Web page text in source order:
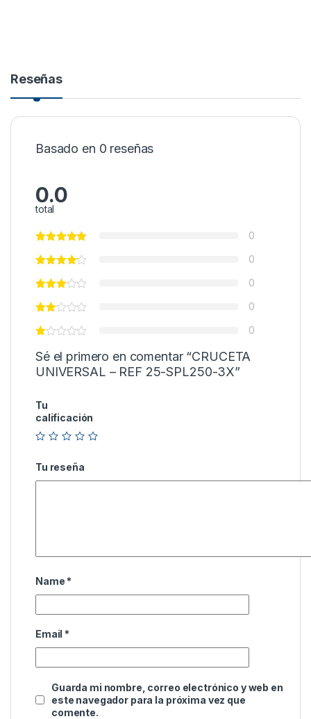
Reseñas
Basado en 0 reseñas
0.0
total
0
0
0
0
0
Sé el primero en comentar “CRUCETA
UNIVERSAL – REF 25-SPL250-3X”
Tu
calificación
Tu reseña
Name *
Email *
Guarda mi nombre, correo electrónico y web en
este navegador para la próxima vez que
comente.